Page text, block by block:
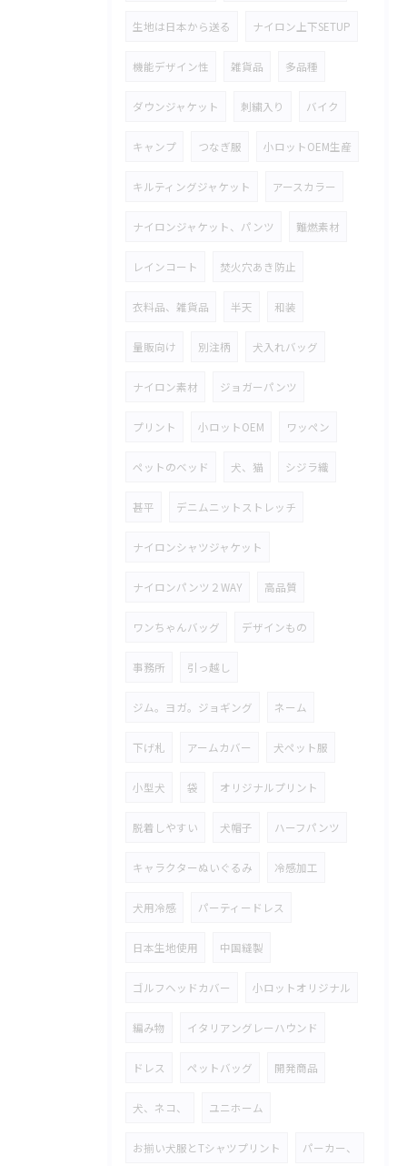
生地は日本から送る ナイロン上下SETUP
機能デザイン性 雑貨品 多品種
ダウンジャケット 刺繍入り バイク
キャンプ つなぎ服 小ロットOEM生産
キルティングジャケット アースカラー
ナイロンジャケット、パンツ 難燃素材
レインコート 焚火穴あき防止
衣料品、雑貨品 半天 和装
量販向け 別注柄 犬入れバッグ
ナイロン素材 ジョガーパンツ
プリント 小ロットOEM ワッペン
ペットのベッド 犬、猫 シジラ織
甚平 デニムニットストレッチ
ナイロンシャツジャケット
ナイロンパンツ２WAY 高品質
ワンちゃんバッグ デザインもの
事務所 引っ越し
ジム。ヨガ。ジョギング ネーム
下げ札 アームカバー 犬ペット服
小型犬 袋 オリジナルプリント
脱着しやすい 犬帽子 ハーフパンツ
キャラクターぬいぐるみ 冷感加工
犬用冷感 パーティードレス
日本生地使用 中国縫製
ゴルフヘッドカバー 小ロットオリジナル
編み物 イタリアングレーハウンド
ドレス ペットバッグ 開発商品
犬、ネコ、 ユニホーム
お揃い犬服とTシャツプリント パーカー、